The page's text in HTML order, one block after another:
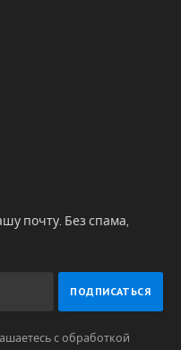
почту. Без спама,
с обработкой